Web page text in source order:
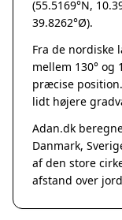
(55.5169°N,
39.8262°Ø).
Fra de nordiske
mellem 130° og
præcise
lidt højere
Adan.dk
Danmark,
af den store
afstand over